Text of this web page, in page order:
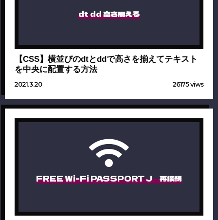
dt dd 高さ揃える
【CSS】横並びのdtとddで高さを揃えてテキスト
を中央に配置する方法
2021.3.20 26175 viws
FREE Wi-Fi PASSPORT J 再接続